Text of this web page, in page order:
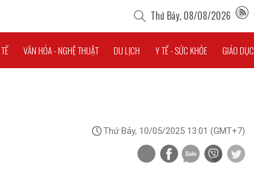
Thứ Bảy, 08/08/2026
VĂN HÓA - NGHỆ THUẬT DU LỊCH Y TẾ - SỨC KHỎE GIÁO DỤC
Thứ Bảy, 10/05/2025 13:01 (GMT+7)